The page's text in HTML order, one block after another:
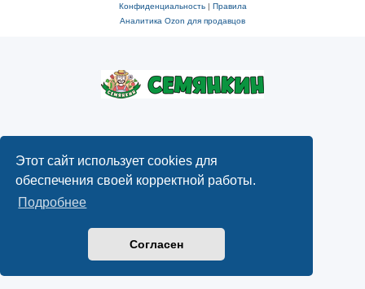
Этот сайт использует cookies для
обеспечения своей корректной работы.
Подробнее
Согласен
Конфиденциальность| Правила
Аналитика Ozon для продавцов